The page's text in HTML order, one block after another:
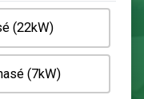
souhaitez-
?